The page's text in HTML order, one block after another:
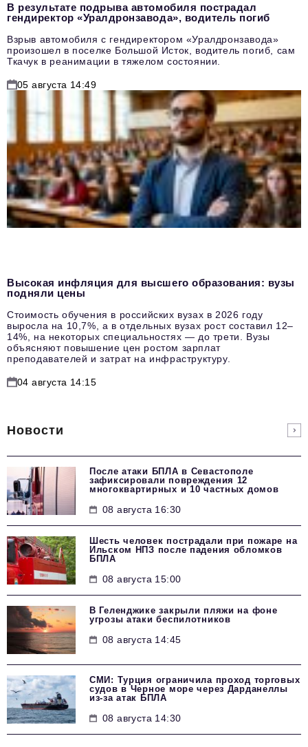
В результате подрыва автомобиля пострадал
гендиректор «Уралдронзавода», водитель погиб
Взрыв автомобиля с гендиректором «Уралдронзавода»
произошел в поселке Большой Исток, водитель погиб, сам
Ткачук в реанимации в тяжелом состоянии.
05 августа 14:49
Высокая инфляция для высшего образования: вузы
подняли цены
Стоимость обучения в российских вузах в 2026 году
выросла на 10,7%, а в отдельных вузах рост составил 12–
14%, на некоторых специальностях — до трети. Вузы
объясняют повышение цен ростом зарплат
преподавателей и затрат на инфраструктуру.
04 августа 14:15
Новости
После атаки БПЛА в Севастополе
зафиксировали повреждения 12
многоквартирных и 10 частных домов
08 августа 16:30
Шесть человек пострадали при пожаре на
Ильском НПЗ после падения обломков
БПЛА
08 августа 15:00
В Геленджике закрыли пляжи на фоне
угрозы атаки беспилотников
08 августа 14:45
СМИ: Турция ограничила проход торговых
судов в Черное море через Дарданеллы
из-за атак БПЛА
08 августа 14:30